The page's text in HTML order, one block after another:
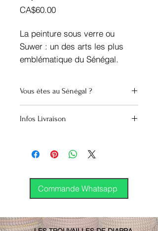
CA$60.00Prix
La peinture sous verre ou
Suwer : un des arts les plus
emblématique du Sénégal.
en aluminium, peint à la main.
Dimensions : env. 38cm x
Plateau rond également
Vous êtes au Sénégal ?
Infos Livraison
Envoi groupé (Montréal)
Envoi GP régulier
Covoyagement
DHL
Commande Whatsapp